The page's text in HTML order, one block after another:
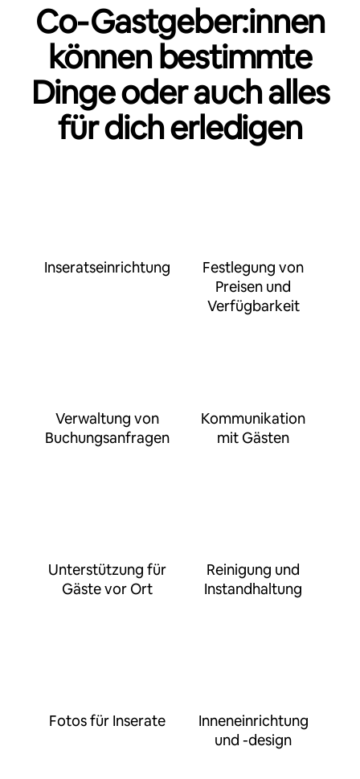
Co‑Gastgeber:innen
können bestimmte
Dinge oder auch alles
für dich erledigen
Inseratseinrichtung
Festlegung von
Preisen und
Verfügbarkeit
Verwaltung von
Buchungsanfragen
Kommunikation
mit Gästen
Unterstützung für
Gäste vor Ort
Reinigung und
Instandhaltung
Fotos für Inserate
Inneneinrichtung
und -design